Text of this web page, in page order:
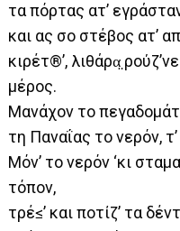
τα πόρτας ατ’
και ας σο στέβος ατ’
κιρέτ®’, λιθάρα̤
μέρος.
Μανάχον το
τη Παναΐας το νερόν,
Μόν’ το νερόν ‘κι
τόπον,
τρέ≤’ και ποτίζ’ τα